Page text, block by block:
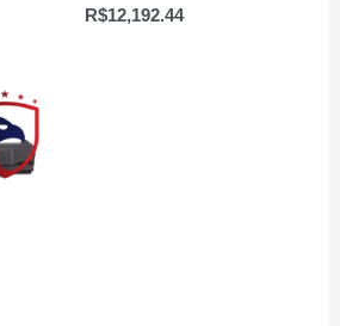
Avaliação
0
R$12,192.44